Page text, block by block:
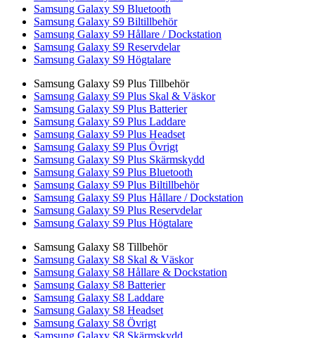
Samsung Galaxy S9 Bluetooth
Samsung Galaxy S9 Biltillbehör
Samsung Galaxy S9 Hållare / Dockstation
Samsung Galaxy S9 Reservdelar
Samsung Galaxy S9 Högtalare
Samsung Galaxy S9 Plus Tillbehör
Samsung Galaxy S9 Plus Skal & Väskor
Samsung Galaxy S9 Plus Batterier
Samsung Galaxy S9 Plus Laddare
Samsung Galaxy S9 Plus Headset
Samsung Galaxy S9 Plus Övrigt
Samsung Galaxy S9 Plus Skärmskydd
Samsung Galaxy S9 Plus Bluetooth
Samsung Galaxy S9 Plus Biltillbehör
Samsung Galaxy S9 Plus Hållare / Dockstation
Samsung Galaxy S9 Plus Reservdelar
Samsung Galaxy S9 Plus Högtalare
Samsung Galaxy S8 Tillbehör
Samsung Galaxy S8 Skal & Väskor
Samsung Galaxy S8 Hållare & Dockstation
Samsung Galaxy S8 Batterier
Samsung Galaxy S8 Laddare
Samsung Galaxy S8 Headset
Samsung Galaxy S8 Övrigt
Samsung Galaxy S8 Skärmskydd